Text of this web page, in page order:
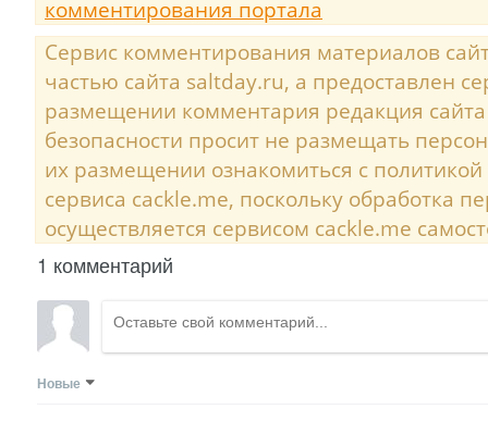
комментирования портала
Сервис комментирования материалов
частью сайта saltday.ru, а предоставлен
размещении комментария редакция
безопасности просит не размещать
их размещении ознакомиться с
сервиса cackle.me, поскольку обработка
осуществляется сервисом cackle.me
1 комментарий
Новые